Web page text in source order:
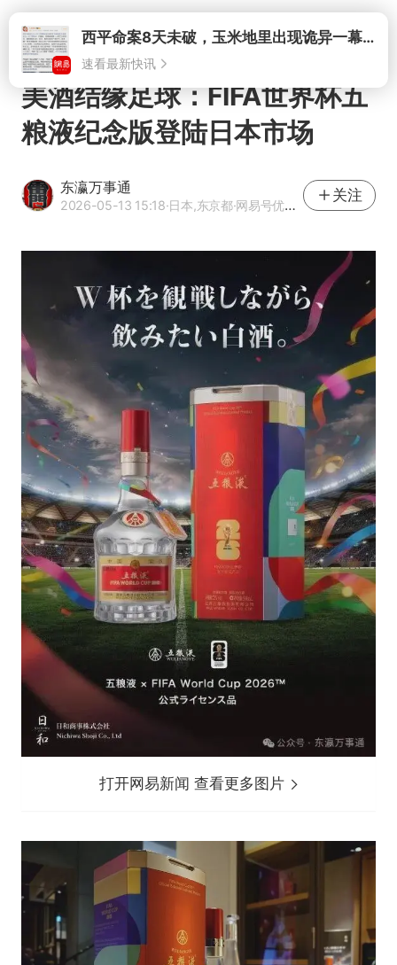
打开
美酒结缘足球：FIFA世界杯五
粮液纪念版登陆日本市场
东瀛万事通
2026-05-13 15:18·日本,东京都·网易号优质内容创作者
关注
打开网易新闻 查看更多图片